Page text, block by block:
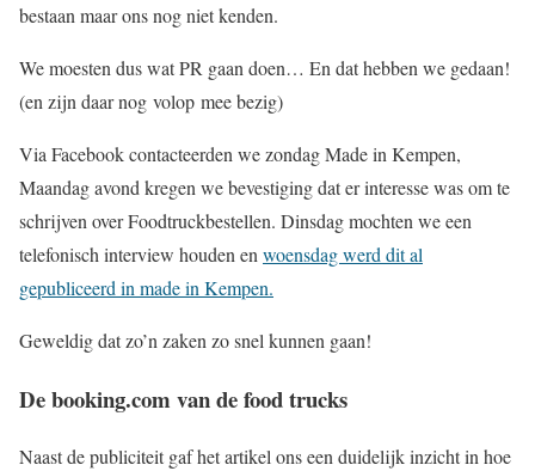
bestaan maar ons nog niet kenden.
We moesten dus wat PR gaan doen… En dat hebben we gedaan!
(en zijn daar nog volop mee bezig)
Via Facebook contacteerden we zondag Made in Kempen,
Maandag avond kregen we bevestiging dat er interesse was om te
schrijven over Foodtruckbestellen. Dinsdag mochten we een
telefonisch interview houden en woensdag werd dit al
gepubliceerd in made in Kempen.
Geweldig dat zo’n zaken zo snel kunnen gaan!
De booking.com van de food trucks
Naast de publiciteit gaf het artikel ons een duidelijk inzicht in hoe